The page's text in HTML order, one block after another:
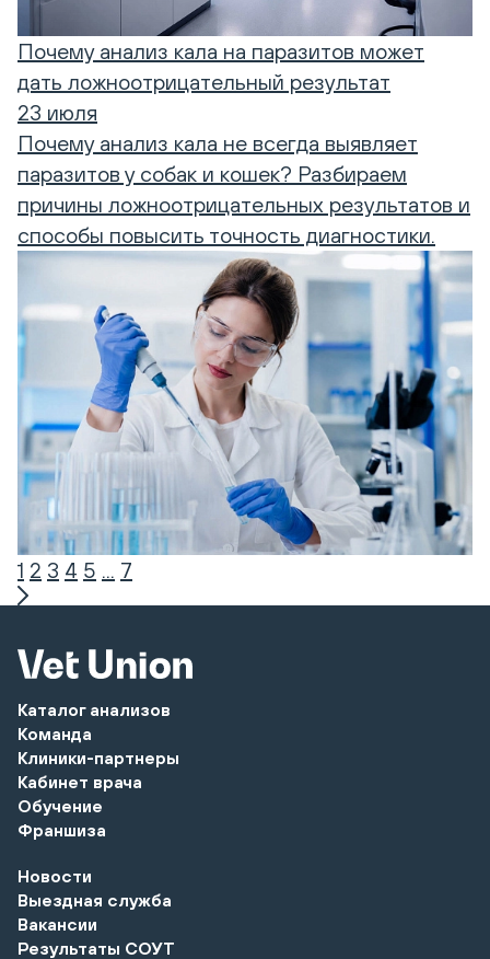
Почему анализ кала на паразитов может
дать ложноотрицательный результат
23 июля
Почему анализ кала не всегда выявляет
паразитов у собак и кошек? Разбираем
причины ложноотрицательных результатов и
способы повысить точность диагностики.
1 2 3 4 5 ... 7
Каталог анализов
Команда
Клиники-партнеры
Кабинет врача
Обучение
Франшиза
Новости
Выездная служба
Вакансии
Результаты СОУТ